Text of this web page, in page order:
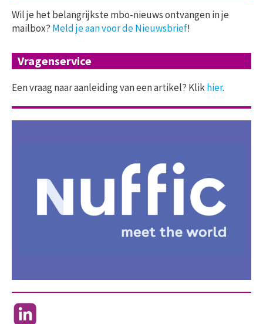
Wil je het belangrijkste mbo-nieuws ontvangen in je
mailbox? Meld je aan voor de Nieuwsbrief!
Vragenservice
Een vraag naar aanleiding van een artikel? Klikhier.